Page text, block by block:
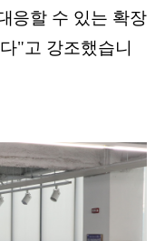
응할 수 있는 확장
"고 강조했습니